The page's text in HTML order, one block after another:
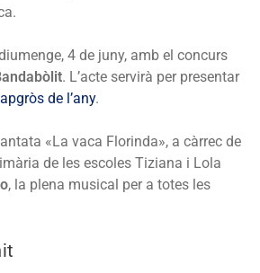
4 de juny, amb el concurs
. L’acte servirà per presentar
de l’any.
«La vaca Florinda», a càrrec de
de les escoles Tiziana i Lola
, la plena musical per a totes les